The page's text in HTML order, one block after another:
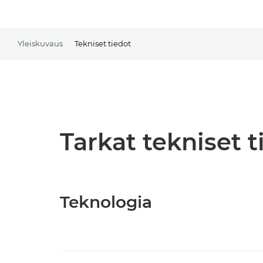
Yleiskuvaus Tekniset tiedot
Tarkat tekniset
Teknologia